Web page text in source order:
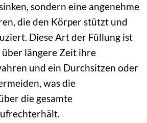
sondern eine angenehme
die den Körper stützt und
Diese Art der Füllung ist
längere Zeit ihre
und ein Durchsitzen oder
was die
die gesamte